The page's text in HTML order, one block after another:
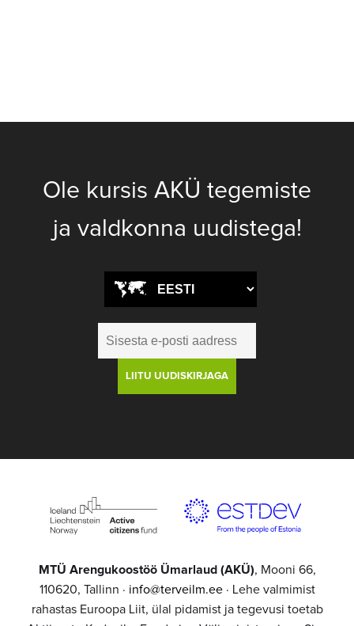
Ole kursis AKÜ tegemiste
ja valdkonna uudistega!
MTÜ Arengukoostöö Ümarlaud (AKÜ), Mooni 66,
110620, Tallinn · info@terveilm.ee· Lehe valmimist
rahastas Euroopa Liit, ülal pidamist ja tegevusi toetab